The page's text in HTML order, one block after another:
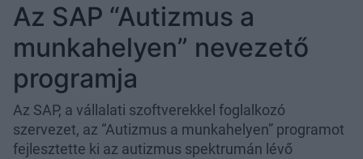
Az SAP “Autizmus a
munkahelyen” nevezető
programja
Az SAP, a vállalati szoftverekkel foglalkozó
szervezet, az “Autizmus a munkahelyen” programot
fejlesztette ki az autizmus spektrumán lévő